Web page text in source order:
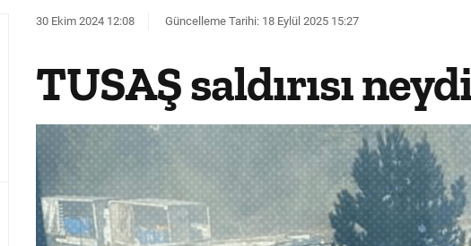
30 Ekim 2024 12:08 Güncelleme Tarihi: 18 Eylül 2025 15:27
TUSAŞ saldırısı